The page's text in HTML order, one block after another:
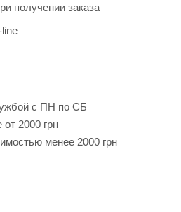
получении заказа
line
с ПН по СБ
от 2000 грн
менее 2000 грн